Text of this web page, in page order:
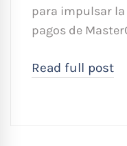
para impulsar
pagos de
Read full post